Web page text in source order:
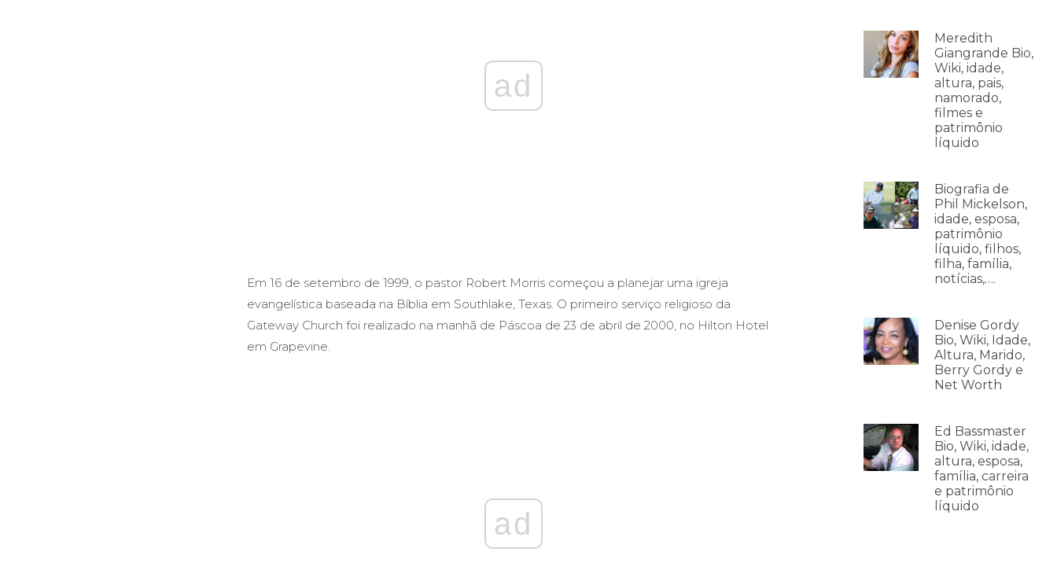
ad
Em 16 de setembro de 1999, o pastor Robert Morris começou a planejar uma igreja
evangelística baseada na Bíblia em Southlake, Texas. O primeiro serviço religioso da
Gateway Church foi realizado na manhã de Páscoa de 23 de abril de 2000, no Hilton Hotel
em Grapevine.
ad
Meredith
Giangrande Bio,
Wiki, idade,
altura, pais,
namorado,
filmes e
patrimônio
líquido
Biografia de
Phil Mickelson,
idade, esposa,
patrimônio
líquido, filhos,
filha, família,
notícias,….
Denise Gordy
Bio, Wiki, Idade,
Altura, Marido,
Berry Gordy e
Net Worth
Ed Bassmaster
Bio, Wiki, idade,
altura, esposa,
família, carreira
e patrimônio
líquido